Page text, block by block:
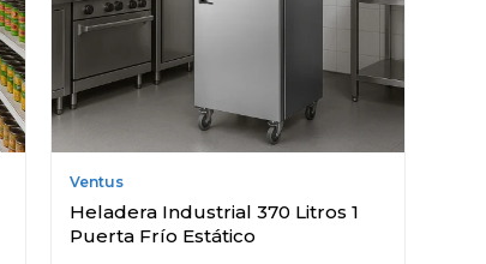
Ventus
Heladera Industrial 370 Litros 1
Puerta Frío Estático